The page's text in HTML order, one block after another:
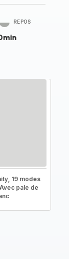
REPOS
19 modes
pale de